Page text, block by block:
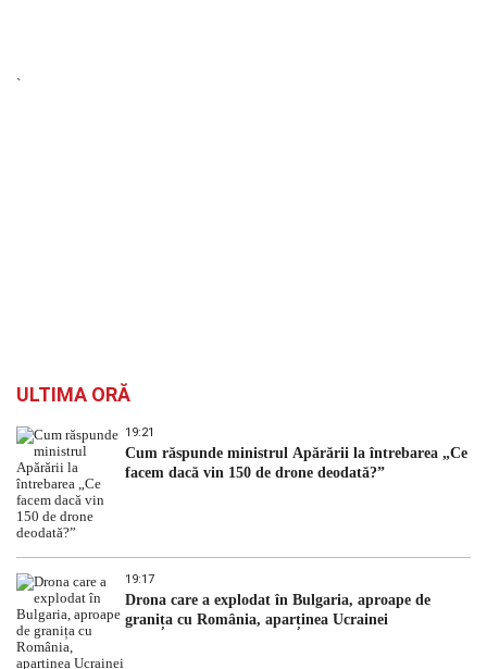
`
ULTIMA ORĂ
19:21
Cum răspunde ministrul Apărării la întrebarea „Ce
facem dacă vin 150 de drone deodată?”
19:17
Drona care a explodat în Bulgaria, aproape de
granița cu România, aparținea Ucrainei